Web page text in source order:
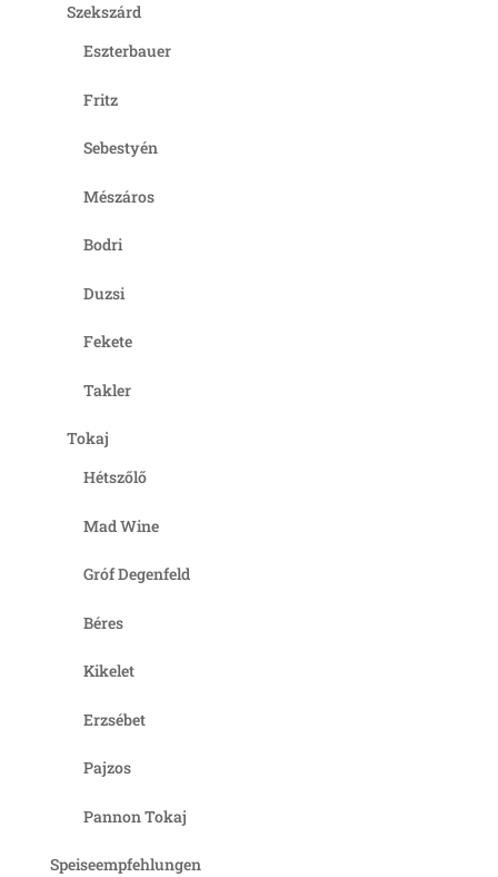
Szekszárd
Eszterbauer
Fritz
Sebestyén
Mészáros
Bodri
Duzsi
Fekete
Takler
Tokaj
Hétszőlő
Mad Wine
Gróf Degenfeld
Béres
Kikelet
Erzsébet
Pajzos
Pannon Tokaj
Speiseempfehlungen